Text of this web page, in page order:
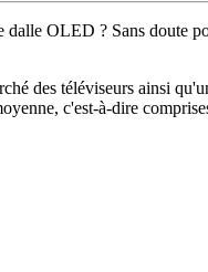
OLED ? Sans doute
des téléviseurs ainsi
c'est-à-dire